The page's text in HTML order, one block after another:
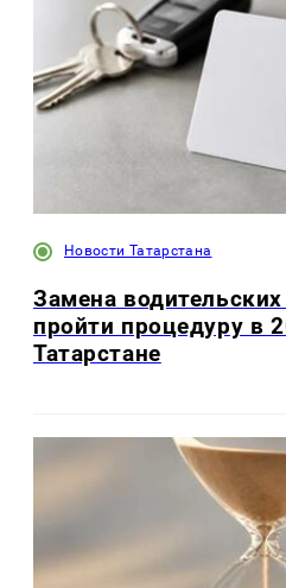
Новости Татарстана
Замена
пройти процедуру в
Татарстане